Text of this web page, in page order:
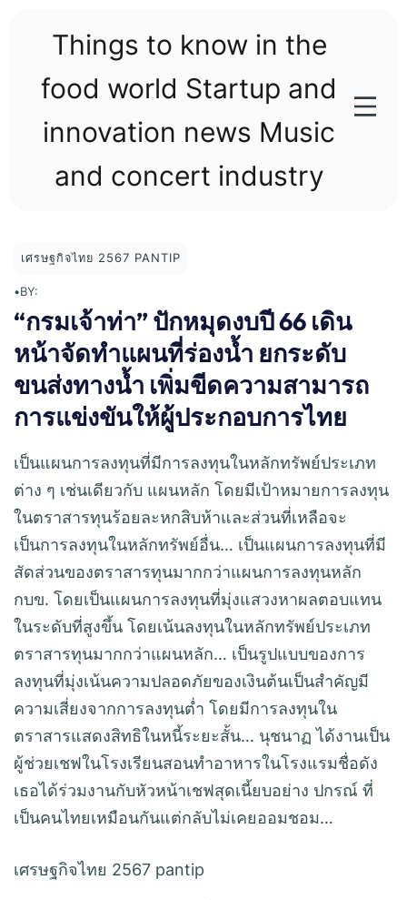
Things to know in the
food world Startup and
innovation news Music
and concert industry
เศรษฐกิจไทย 2567 PANTIP
•BY:
“กรมเจ้าท่า” ปักหมุดงบปี 66 เดิน
หน้าจัดทำแผนที่ร่องน้ำ ยกระดับ
ขนส่งทางน้ำ เพิ่มขีดความสามารถ
การแข่งขันให้ผู้ประกอบการไทย
เป็นแผนการลงทุนที่มีการลงทุนในหลักทรัพย์ประเภท
ต่าง ๆ เช่นเดียวกับ แผนหลัก โดยมีเป้าหมายการลงทุน
ในตราสารทุนร้อยละหกสิบห้าและส่วนที่เหลือจะ
เป็นการลงทุนในหลักทรัพย์อื่น… เป็นแผนการลงทุนที่มี
สัดส่วนของตราสารทุนมากกว่าแผนการลงทุนหลัก
กบข. โดยเป็นแผนการลงทุนที่มุ่งแสวงหาผลตอบแทน
ในระดับที่สูงขึ้น โดยเน้นลงทุนในหลักทรัพย์ประเภท
ตราสารทุนมากกว่าแผนหลัก… เป็นรูปแบบของการ
ลงทุนที่มุ่งเน้นความปลอดภัยของเงินต้นเป็นสำคัญมี
ความเสี่ยงจากการลงทุนต่ำ โดยมีการลงทุนใน
ตราสารแสดงสิทธิในหนี้ระยะสั้น… นุชนาฏ ได้งานเป็น
ผู้ช่วยเชฟในโรงเรียนสอนทําอาหารในโรงแรมชื่อดัง
เธอได้ร่วมงานกับหัวหน้าเชฟสุดเนี้ยบอย่าง ปกรณ์ ที่
เป็นคนไทยเหมือนกันแต่กลับไม่เคยออมชอม…
เศรษฐกิจไทย 2567 pantip